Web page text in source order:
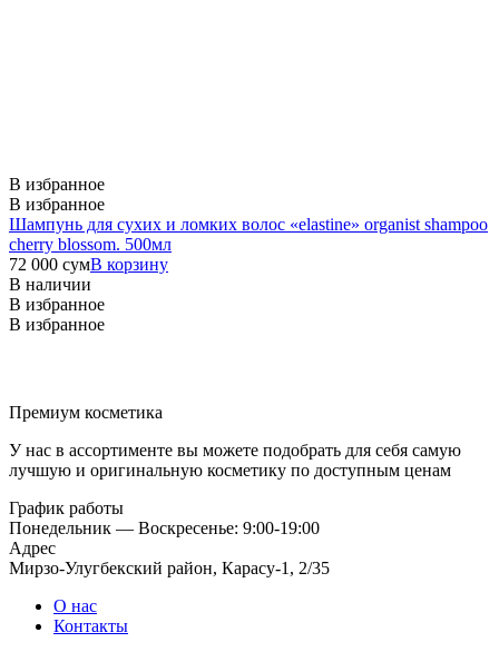
В избранное
В избранное
Шампунь для сухих и ломких волос «elastine» organist shampoo
cherry blossom. 500мл
72 000 сумВ корзину
В наличии
В избранное
В избранное
Премиум косметика
У нас в ассортименте вы можете подобрать для себя самую
лучшую и оригинальную косметику по доступным ценам
График работы
Понедельник — Воскресенье: 9:00-19:00
Адрес
Мирзо-Улугбекский район, Карасу-1, 2/35
О нас
Контакты